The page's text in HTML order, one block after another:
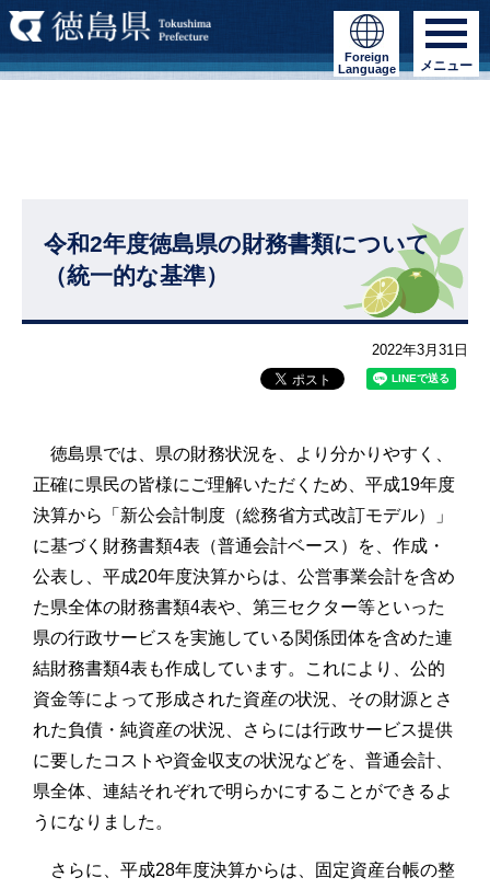
Foreign
Language
メニュー
令和2年度徳島県の財務書類について
（統一的な基準）
2022年3月31日
徳島県では、県の財務状況を、より分かりやすく、
正確に県民の皆様にご理解いただくため、平成19年度
決算から「新公会計制度（総務省方式改訂モデル）」
に基づく財務書類4表（普通会計ベース）を、作成・
公表し、平成20年度決算からは、公営事業会計を含め
た県全体の財務書類4表や、第三セクター等といった
県の行政サービスを実施している関係団体を含めた連
結財務書類4表も作成しています。これにより、公的
資金等によって形成された資産の状況、その財源とさ
れた負債・純資産の状況、さらには行政サービス提供
に要したコストや資金収支の状況などを、普通会計、
県全体、連結それぞれで明らかにすることができるよ
うになりました。
さらに、平成28年度決算からは、固定資産台帳の整